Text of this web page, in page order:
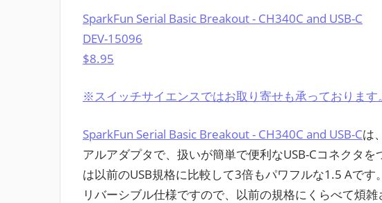
SparkFun Serial Basic Breakout - CH340C and USB-C
DEV-15096
$8.95
※スイッチサイエンスではお取り寄せも承っております。
SparkFun Serial Basic Breakout - CH340C and USB-Cは
アルアダプタで、扱いが簡単で便利なUSB-Cコネクタを
は以前のUSB規格に比較して3倍もパワフルな1.5 Aです
リバーシブル仕様ですので、以前の規格にくらべて煩